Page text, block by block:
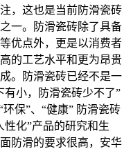
，这也是当前防滑瓷砖
一。防滑瓷砖除了具备
优点外，更是以消费者
的工艺水平和更为昂贵
。防滑瓷砖已经不是一
有小，防滑瓷砖少不了”
保”、“健康” 防滑瓷砖
性化”产品的研究和生
防滑的要求很高，安华